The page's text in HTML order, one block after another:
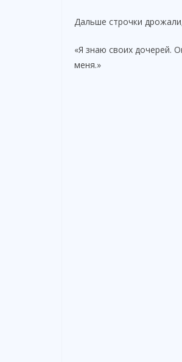
Дальше строчки
«Я знаю своих дочерей.
меня.»